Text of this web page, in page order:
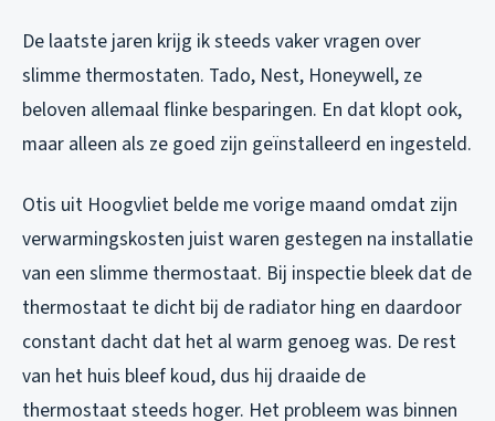
De laatste jaren krijg ik steeds vaker vragen over
slimme thermostaten. Tado, Nest, Honeywell, ze
beloven allemaal flinke besparingen. En dat klopt ook,
maar alleen als ze goed zijn geïnstalleerd en ingesteld.
Otis uit Hoogvliet belde me vorige maand omdat zijn
verwarmingskosten juist waren gestegen na installatie
van een slimme thermostaat. Bij inspectie bleek dat de
thermostaat te dicht bij de radiator hing en daardoor
constant dacht dat het al warm genoeg was. De rest
van het huis bleef koud, dus hij draaide de
thermostaat steeds hoger. Het probleem was binnen